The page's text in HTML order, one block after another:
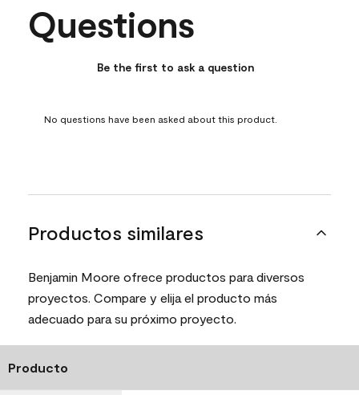
No questions have been asked about this product.
Questions
Be the first to ask a question
No questions have been asked about this product.
Productos similares
Benjamin Moore ofrece productos para diversos
proyectos. Compare y elija el producto más
adecuado para su próximo proyecto.
Producto